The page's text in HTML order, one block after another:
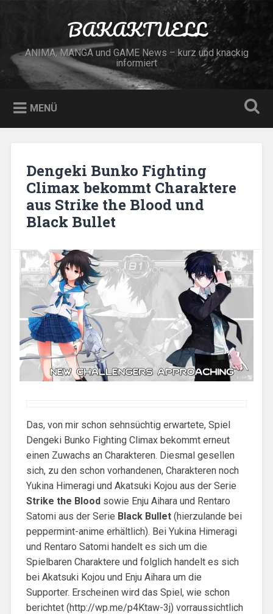
BAKAKTUELL
ANIMA, MANGA und GAME News – kurz und knackig
informiert
MENÜ
Dengeki Bunko Fighting
Climax bekommt Charaktere
aus Strike the Blood und
Black Bullet
Das, von mir schon sehnsüchtig erwartete, Spiel
Dengeki Bunko Fighting Climax bekommt erneut
einen Zuwachs an Charakteren. Diesmal gesellen
sich, zu den schon vorhandenen, Charakteren noch
Yukina Himeragi und Akatsuki Kojou aus der Serie
Strike the Bloodsowie Enju Aihara und Rentaro
Satomi aus der Serie Black Bullet(hierzulande bei
peppermint-anime erhältlich). Bei Yukina Himeragi
und Rentaro Satomi handelt es sich um die
Spielbaren Charaktere und folglich handelt es sich
bei Akatsuki Kojou und Enju Aihara um die
Supporter. Erscheinen wird das Spiel, wie schon
berichtet (http://wp.me/p4Ktaw-3j) vorraussichtlich